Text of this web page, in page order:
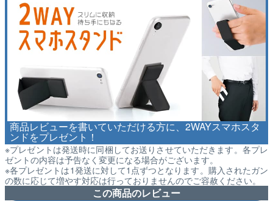
商品レビューを書いていただける方に、2WAYスマホスタ
ンドをプレゼント！
※プレゼントは発送時に同梱してお送りさせていただきます。各プレ
ゼントの内容は予告なく変更になる場合がございます。
※各プレゼントは1発送に対して1点ずつとなります。購入されたガン
の数に応じて増やす対応は行っておりませんのでご容赦ください。
この商品のレビュー